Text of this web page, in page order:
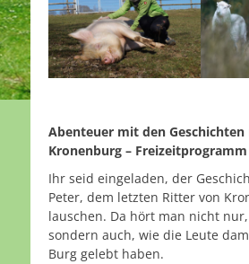
Abenteuer mit den
Kronenburg –
Ihr seid eingeladen, der
Peter, dem letzten Ritter von
lauschen. Da hört man nicht
sondern auch, wie die Leute
Burg gelebt haben.